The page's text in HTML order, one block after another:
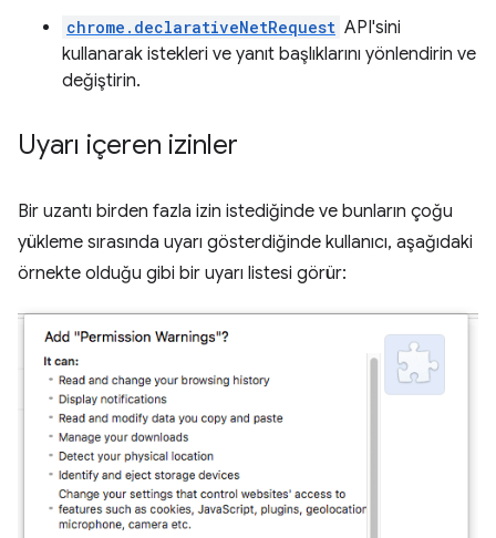
chrome.declarativeNetRequest API'sini
kullanarak istekleri ve yanıt başlıklarını yönlendirin ve
değiştirin.
Uyarı içeren izinler
Bir uzantı birden fazla izin istediğinde ve bunların çoğu
yükleme sırasında uyarı gösterdiğinde kullanıcı, aşağıdaki
örnekte olduğu gibi bir uyarı listesi görür: